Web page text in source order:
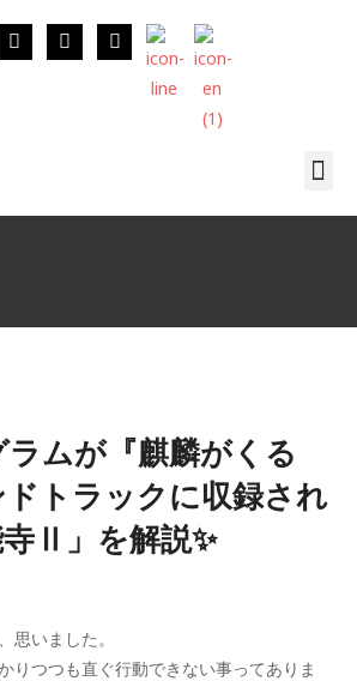
ムが『麒麟がくる
トラックに収録され
Ⅱ」を解説✨
思いました。
りつつも直ぐ行動できない事ってありま